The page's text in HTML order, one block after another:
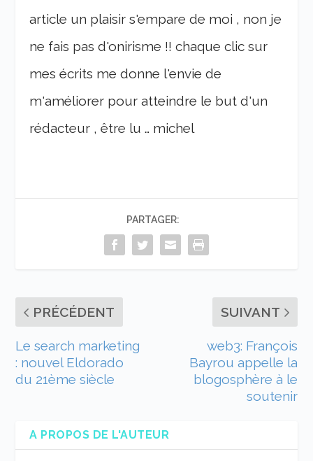
article un plaisir s'empare de moi , non je
ne fais pas d'onirisme !! chaque clic sur
mes écrits me donne l'envie de
m'améliorer pour atteindre le but d'un
rédacteur , être lu … michel
PARTAGER:
PRÉCÉDENT
Le search marketing
: nouvel Eldorado
du 21ème siècle
SUIVANT
web3: François
Bayrou appelle la
blogosphère à le
soutenir
A PROPOS DE L'AUTEUR